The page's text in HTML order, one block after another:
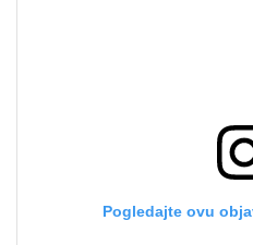
Pogledajte ovu